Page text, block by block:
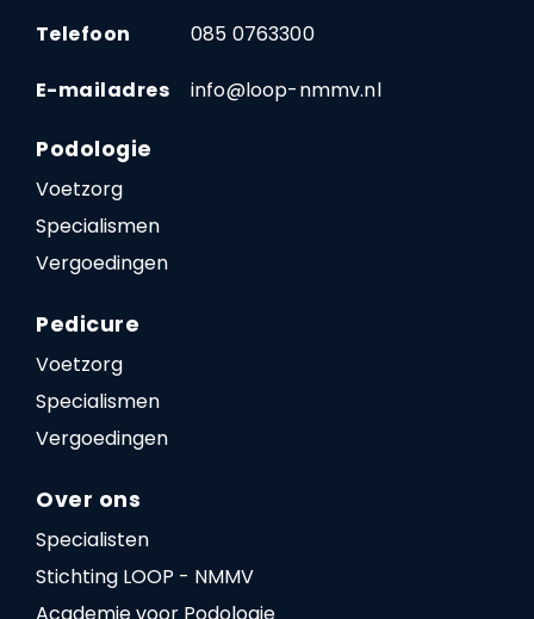
Telefoon
085 0763300
E-mailadres info@loop-nmmv.nl
Podologie
Voetzorg
Specialismen
Vergoedingen
Pedicure
Voetzorg
Specialismen
Vergoedingen
Over ons
Specialisten
Stichting LOOP - NMMV